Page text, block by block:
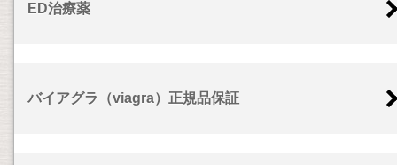
ED治療薬
バイアグラ（viagra）正規品保証